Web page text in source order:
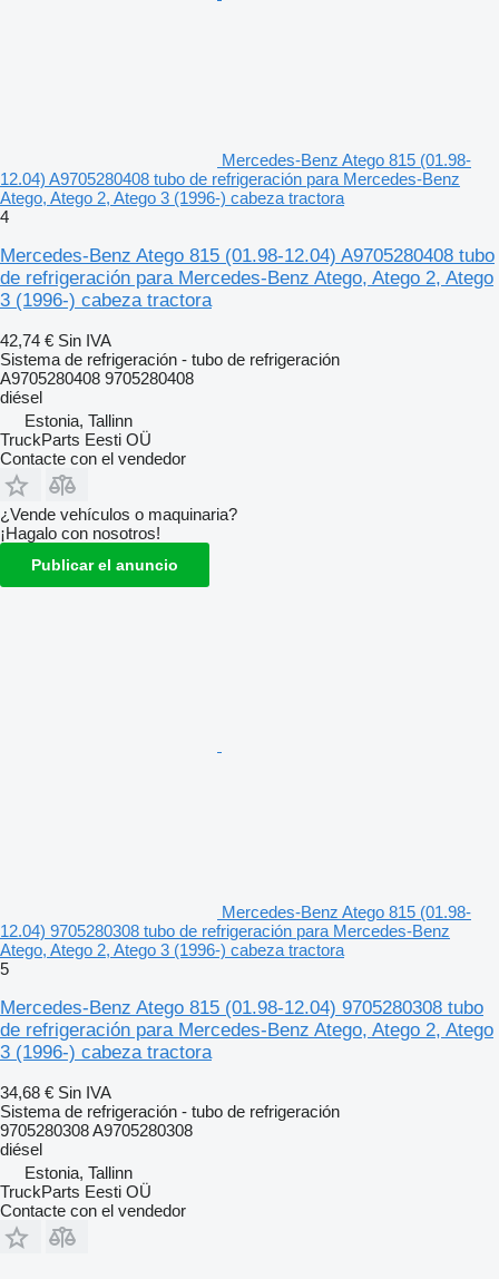
Mercedes-Benz Atego 815 (01.98-
12.04) A9705280408 tubo de refrigeración para Mercedes-Benz
Atego, Atego 2, Atego 3 (1996-) cabeza tractora
4
Mercedes-Benz Atego 815 (01.98-12.04) A9705280408 tubo
de refrigeración para Mercedes-Benz Atego, Atego 2, Atego
3 (1996-) cabeza tractora
42,74 € Sin IVA
Sistema de refrigeración - tubo de refrigeración
A9705280408 9705280408
diésel
Estonia, Tallinn
TruckParts Eesti OÜ
Contacte con el vendedor
¿Vende vehículos o maquinaria?
¡Hagalo con nosotros!
Publicar el anuncio
Mercedes-Benz Atego 815 (01.98-
12.04) 9705280308 tubo de refrigeración para Mercedes-Benz
Atego, Atego 2, Atego 3 (1996-) cabeza tractora
5
Mercedes-Benz Atego 815 (01.98-12.04) 9705280308 tubo
de refrigeración para Mercedes-Benz Atego, Atego 2, Atego
3 (1996-) cabeza tractora
34,68 € Sin IVA
Sistema de refrigeración - tubo de refrigeración
9705280308 A9705280308
diésel
Estonia, Tallinn
TruckParts Eesti OÜ
Contacte con el vendedor